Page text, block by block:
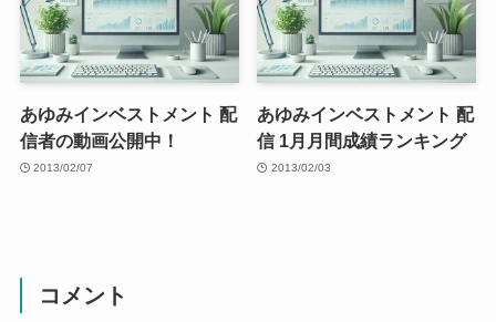
あゆみインベストメント 配
信者の動画公開中！
2013/02/07
あゆみインベストメント 配
信 1月月間成績ランキング
2013/02/03
コメント